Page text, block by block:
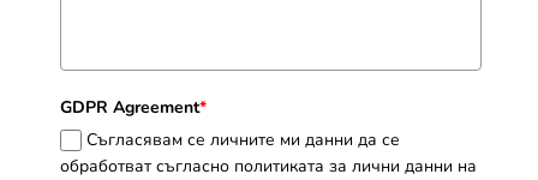
GDPR Agreement*
Съгласявам се личните ми данни да се
обработват съгласно политиката за лични данни на